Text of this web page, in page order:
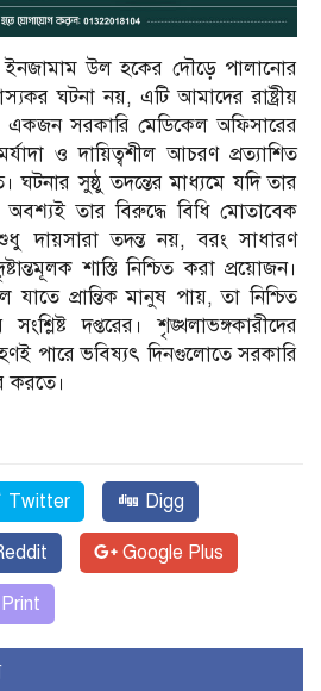
ইনজামাম উল হকের দৌড়ে পালানোর
ঘটনা নয়, এটি আমাদের রাষ্ট্রীয়
সরকারি মেডিকেল অফিসারের
ও দায়িত্বশীল আচরণ প্রত্যাশিত
ঘটনার সুষ্ঠু তদন্তের মাধ্যমে যদি তার
তার বিরুদ্ধে বিধি মোতাবেক
দায়সারা তদন্ত নয়, বরং সাধারণ
শাস্তি নিশ্চিত করা প্রয়োজন।
যাতে প্রান্তিক মানুষ পায়, তা নিশ্চিত
দপ্তরের। শৃঙ্খলাভঙ্গকারীদের
পারে ভবিষ্যৎ দিনগুলোতে সরকারি
করতে।
Twitter Digg
Google Plus
Print